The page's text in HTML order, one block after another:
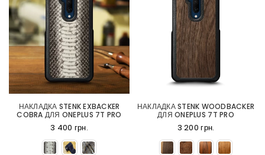
НАКЛАДКА STENK EXBACKER
COBRA ДЛЯ ONEPLUS 7T PRO
3 400 грн.
НАКЛАДКА STENK WOODBACKER
ДЛЯ ONEPLUS 7T PRO
3 200 грн.